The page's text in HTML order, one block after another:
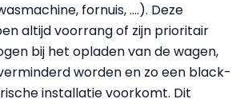
fornuis, ….). Deze
altijd voorrang of zijn prioritair
bij het opladen van de wagen,
worden en zo een black-
installatie voorkomt. Dit